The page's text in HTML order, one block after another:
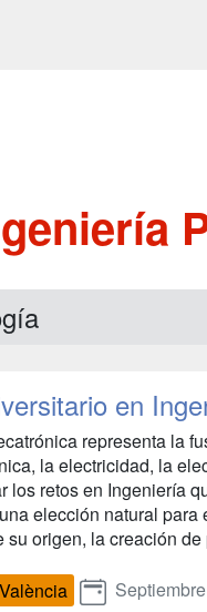
en
representa la
la electricidad, la
los retos en Ingeniería
elección natural
su origen, la creación de